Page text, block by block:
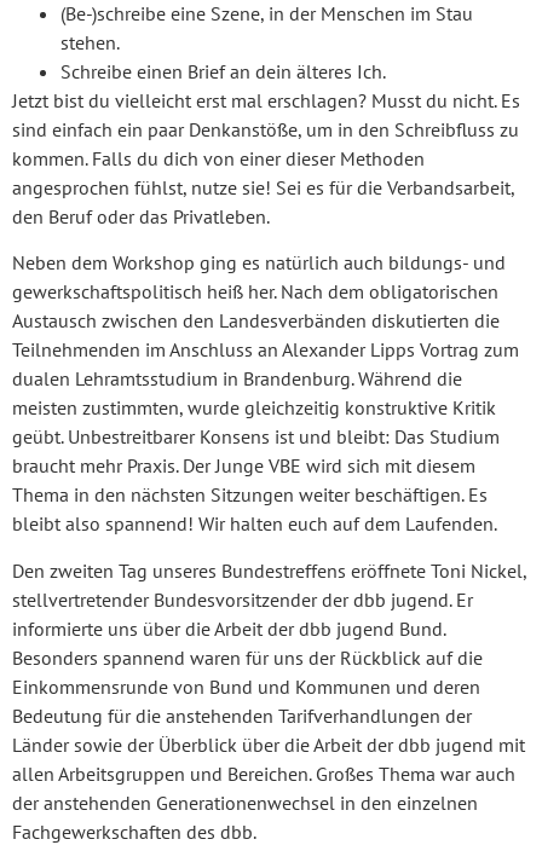
(Be-)schreibe eine Szene, in der Menschen im Stau
stehen.
Schreibe einen Brief an dein älteres Ich.
Jetzt bist du vielleicht erst mal erschlagen? Musst du nicht. Es
sind einfach ein paar Denkanstöße, um in den Schreibfluss zu
kommen. Falls du dich von einer dieser Methoden
angesprochen fühlst, nutze sie! Sei es für die Verbandsarbeit,
den Beruf oder das Privatleben.
Neben dem Workshop ging es natürlich auch bildungs- und
gewerkschaftspolitisch heiß her. Nach dem obligatorischen
Austausch zwischen den Landesverbänden diskutierten die
Teilnehmenden im Anschluss an Alexander Lipps Vortrag zum
dualen Lehramtsstudium in Brandenburg. Während die
meisten zustimmten, wurde gleichzeitig konstruktive Kritik
geübt. Unbestreitbarer Konsens ist und bleibt: Das Studium
braucht mehr Praxis. Der Junge VBE wird sich mit diesem
Thema in den nächsten Sitzungen weiter beschäftigen. Es
bleibt also spannend! Wir halten euch auf dem Laufenden.
Den zweiten Tag unseres Bundestreffens eröffnete Toni Nickel,
stellvertretender Bundesvorsitzender der dbb jugend. Er
informierte uns über die Arbeit der dbb jugend Bund.
Besonders spannend waren für uns der Rückblick auf die
Einkommensrunde von Bund und Kommunen und deren
Bedeutung für die anstehenden Tarifverhandlungen der
Länder sowie der Überblick über die Arbeit der dbb jugend mit
allen Arbeitsgruppen und Bereichen. Großes Thema war auch
der anstehenden Generationenwechsel in den einzelnen
Fachgewerkschaften des dbb.